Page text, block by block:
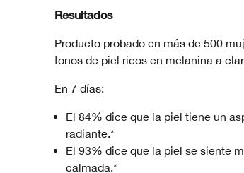
Resultados
Producto probado en más de 500
tonos de piel ricos en melanina a
En 7 días:
El 84% dice que la piel tiene un
radiante.*
El 93% dice que la piel se siente
calmada.*